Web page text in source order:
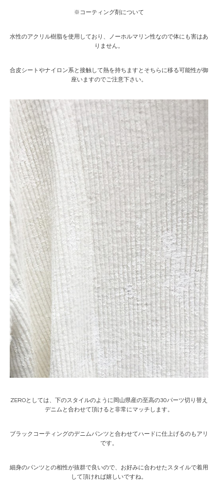
※コーティング剤について
水性のアクリル樹脂を使用しており、ノーホルマリン性なので体にも害はあ
りません。
合皮シートやナイロン系と接触して熱を持ちますとそちらに移る可能性が御
座いますのでご注意下さい。
ZEROとしては、下のスタイルのように岡山県産の至高の30パーツ切り替え
デニムと合わせて頂けると非常にマッチします。
ブラックコーティングのデニムパンツと合わせてハードに仕上げるのもアリ
です。
細身のパンツとの相性が抜群で良いので、お好みに合わせたスタイルで着用
して頂ければ嬉しいですね。